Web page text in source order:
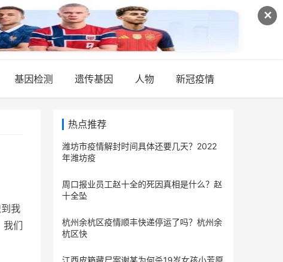
✕
基因检测 遗传基因 人物 新冠疫情
我
我们
热点推荐
潍坊市疫情解封时间具体还要几天？2022
年潍坊疫
周口报业员工赵十全的死因真相是什么？赵
十全坠
杭州余杭区疫情顺丰快递停运了吗？杭州余
杭区快
江西皮箱藏尸案谢某为何杀19岁女孩小芳原